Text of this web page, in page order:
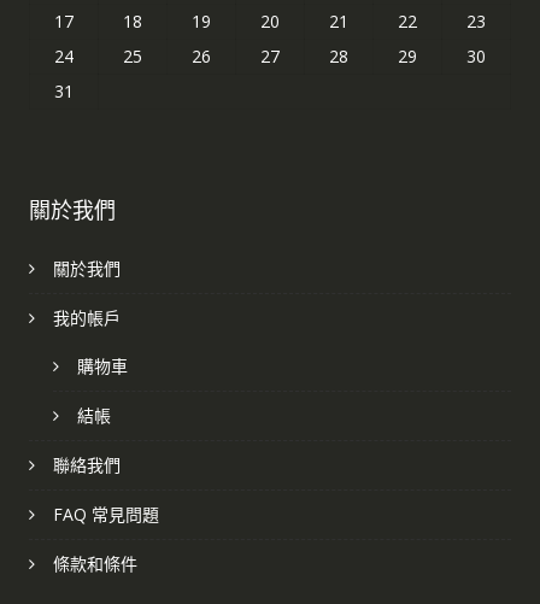
17
18 19 20 21 22
23
24
25 26 27 28 29
30
31
關於我們
關於我們
我的帳戶
購物車
結帳
聯絡我們
FAQ 常見問題
條款和條件